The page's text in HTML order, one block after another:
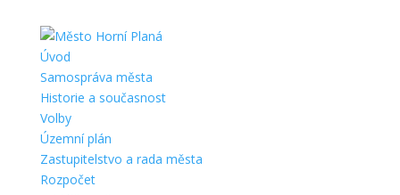
Úvod
Samospráva města
Historie a současnost
Volby
Územní plán
Zastupitelstvo a rada města
Rozpočet